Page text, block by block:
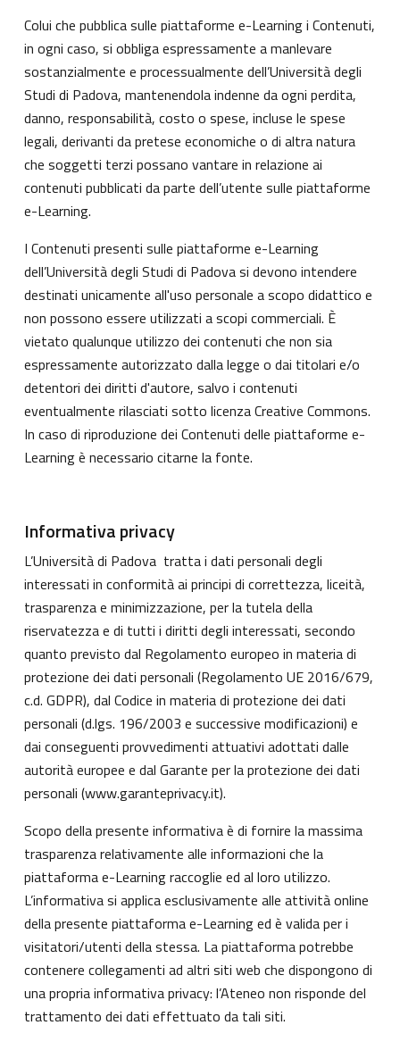
Colui che pubblica sulle piattaforme e-Learning i Contenuti,
in ogni caso, si obbliga espressamente a manlevare
sostanzialmente e processualmente dell’Università degli
Studi di Padova, mantenendola indenne da ogni perdita,
danno, responsabilità, costo o spese, incluse le spese
legali, derivanti da pretese economiche o di altra natura
che soggetti terzi possano vantare in relazione ai
contenuti pubblicati da parte dell’utente sulle piattaforme
e-Learning.
I Contenuti presenti sulle piattaforme e-Learning
dell’Università degli Studi di Padova si devono intendere
destinati unicamente all'uso personale a scopo didattico e
non possono essere utilizzati a scopi commerciali. È
vietato qualunque utilizzo dei contenuti che non sia
espressamente autorizzato dalla legge o dai titolari e/o
detentori dei diritti d'autore, salvo i contenuti
eventualmente rilasciati sotto licenza Creative Commons.
In caso di riproduzione dei Contenuti delle piattaforme e-
Learning è necessario citarne la fonte.
Informativa privacy
L’Università di Padova tratta i dati personali degli
interessati in conformità ai principi di correttezza, liceità,
trasparenza e minimizzazione, per la tutela della
riservatezza e di tutti i diritti degli interessati, secondo
quanto previsto dal Regolamento europeo in materia di
protezione dei dati personali (Regolamento UE 2016/679,
c.d. GDPR), dal Codice in materia di protezione dei dati
personali (d.lgs. 196/2003 e successive modificazioni) e
dai conseguenti provvedimenti attuativi adottati dalle
autorità europee e dal Garante per la protezione dei dati
personali (www.garanteprivacy.it).
Scopo della presente informativa è di fornire la massima
trasparenza relativamente alle informazioni che la
piattaforma e-Learning raccoglie ed al loro utilizzo.
L’informativa si applica esclusivamente alle attività online
della presente piattaforma e-Learning ed è valida per i
visitatori/utenti della stessa. La piattaforma potrebbe
contenere collegamenti ad altri siti web che dispongono di
una propria informativa privacy: l’Ateneo non risponde del
trattamento dei dati effettuato da tali siti.